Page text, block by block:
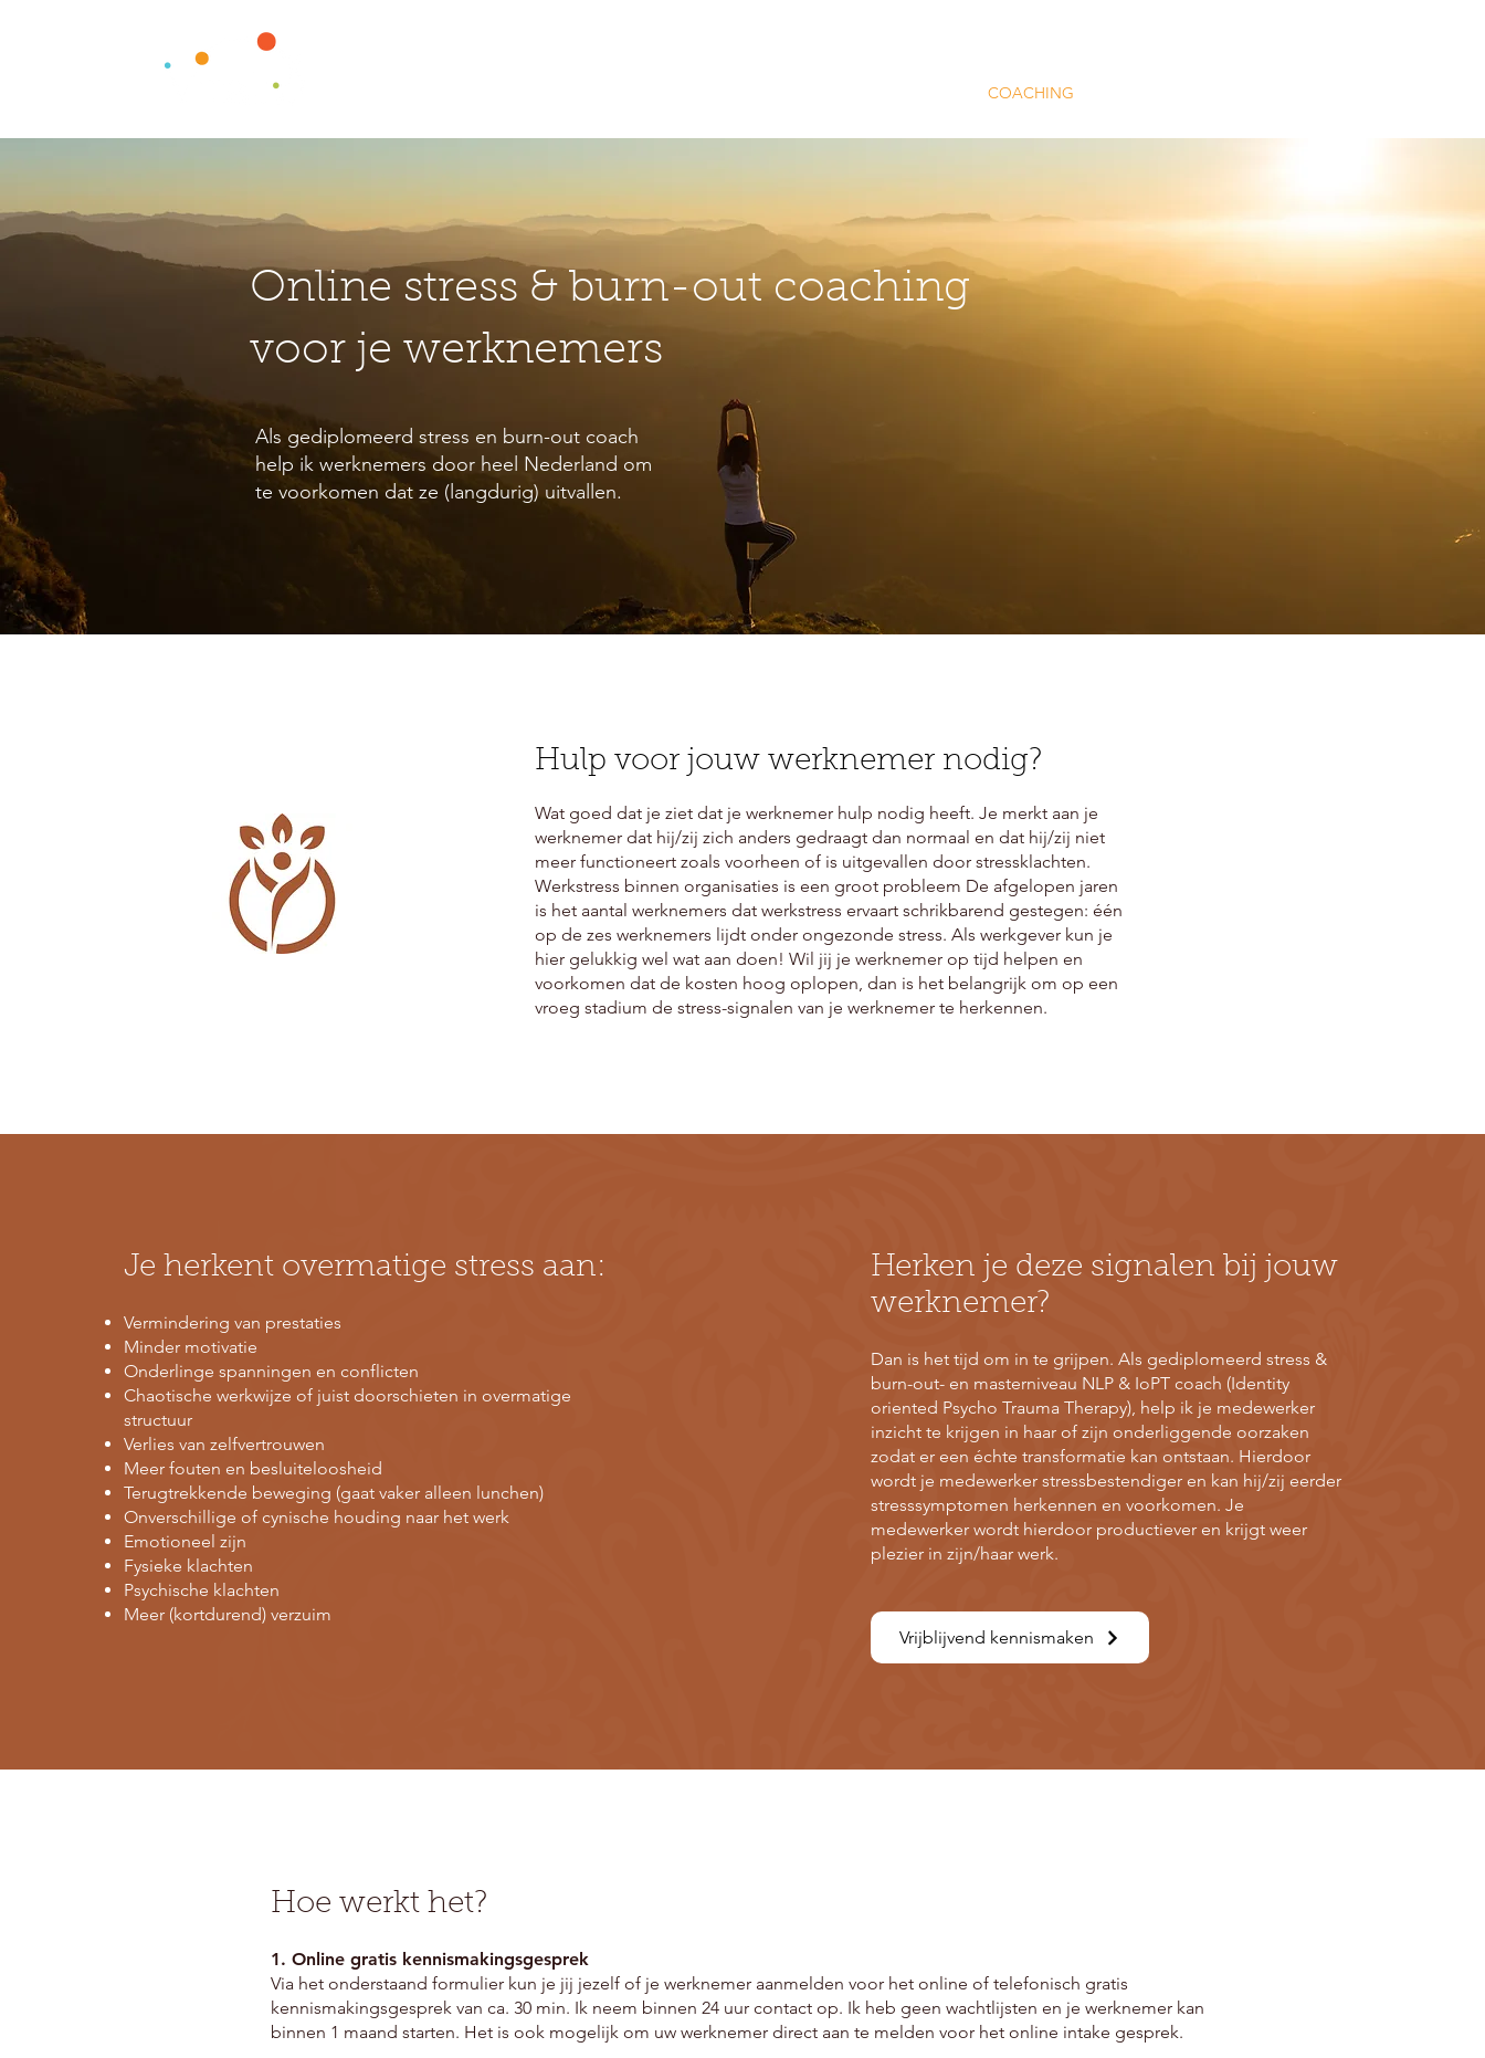
COACHING
Online stress & burn-out coaching
voor je werknemers
Als gediplomeerd stress en burn-out coach
help ik werknemers door heel Nederland om
te voorkomen dat ze (langdurig) uitvallen.
Hulp voor jouw werknemer nodig?
Wat goed dat je ziet dat je werknemer hulp nodig heeft. Je merkt aan je
werknemer dat hij/zij zich anders gedraagt dan normaal en dat hij/zij niet
meer functioneert zoals voorheen of is uitgevallen door stressklachten.
Werkstress binnen organisaties is een groot probleem De afgelopen jaren
is het aantal werknemers dat werkstress ervaart schrikbarend gestegen: één
op de zes werknemers lijdt onder ongezonde stress. Als werkgever kun je
hier gelukkig wel wat aan doen! Wil jij je werknemer op tijd helpen en
voorkomen dat de kosten hoog oplopen, dan is het belangrijk om op een
vroeg stadium de stress-signalen van je werknemer te herkennen.
Je herkent overmatige stress aan:
Vermindering van prestaties
Minder motivatie
Onderlinge spanningen en conflicten
Chaotische werkwijze of juist doorschieten in overmatige
structuur
Verlies van zelfvertrouwen
Meer fouten en besluiteloosheid
Terugtrekkende beweging (gaat vaker alleen lunchen)
Onverschillige of cynische houding naar het werk
Emotioneel zijn
Fysieke klachten
Psychische klachten
Meer (kortdurend) verzuim
Herken je deze signalen bij jouw
werknemer?
Dan is het tijd om in te grijpen. Als gediplomeerd stress &
burn-out- en masterniveau NLP & IoPT coach (Identity
oriented Psycho Trauma Therapy), help ik je medewerker
inzicht te krijgen in haar of zijn onderliggende oorzaken
zodat er een échte transformatie kan ontstaan. Hierdoor
wordt je medewerker stressbestendiger en kan hij/zij eerder
stresssymptomen herkennen en voorkomen. Je
medewerker wordt hierdoor productiever en krijgt weer
plezier in zijn/haar werk.
Vrijblijvend kennismaken
​Hoe werkt het?
1. Online gratis kennismakingsgesprek
Via het onderstaand formulier kun je jij jezelf of je werknemer aanmelden voor het online of telefonisch gratis
kennismakingsgesprek van ca. 30 min. Ik neem binnen 24 uur contact op. Ik heb geen wachtlijsten en je werknemer kan
binnen 1 maand starten. Het is ook mogelijk om uw werknemer direct aan te melden voor het online intake gesprek.